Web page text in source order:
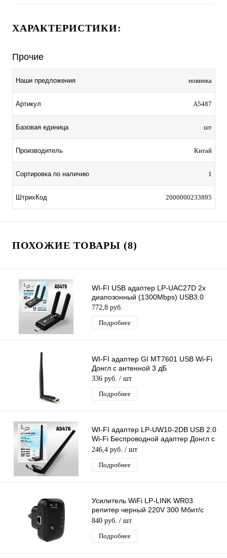
ХАРАКТЕРИСТИКИ:
Прочие
Наши предложения новинка
Артикул A5487
Базовая единица шт
Производитель Китай
Сортировка по наличию 1
ШтрихКод 2000000233895
ПОХОЖИЕ ТОВАРЫ (8)
WI-FI USB адаптер LP-UAC27D 2х
диапозонный (1300Mbps) USB3.0
772,8 руб.
Подробнее
WI-FI адаптер GI MT7601 USB Wi-Fi
Донгл с антенной 3 дБ
336 руб. / шт
Подробнее
WI-FI адаптер LP-UW10-2DB USB 2.0
Wi-Fi Беспроводной адаптер Донгл с
антенной MTK7601
246,4 руб. / шт
Подробнее
Усилитель WiFi LP-LINK WR03
репитер черный 220V 300 Мбит/с
802.11B
840 руб. / шт
Подробнее